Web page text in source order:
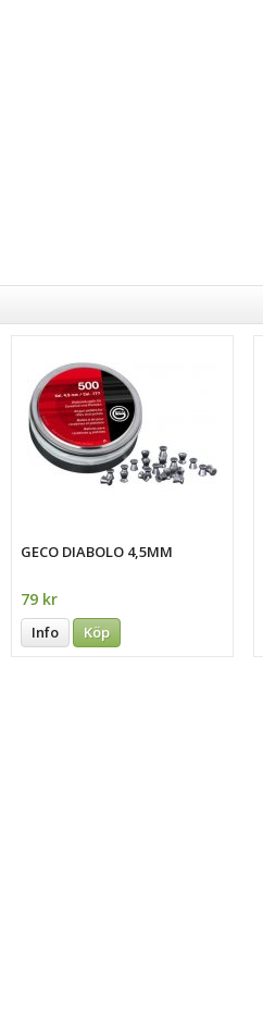
GECO DIABOLO 4,5MM
79 kr
Info Köp